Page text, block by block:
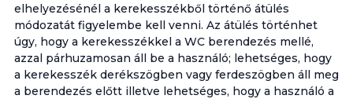
elhelyezésénél a kerekesszékből történő átülés
módozatát figyelembe kell venni. Az átülés történhet
úgy, hogy a kerekesszékkel a WC berendezés mellé,
azzal párhuzamosan áll be a használó; lehetséges, hogy
a kerekesszék derékszögben vagy ferdeszögben áll meg
a berendezés előtt illetve lehetséges, hogy a használó a